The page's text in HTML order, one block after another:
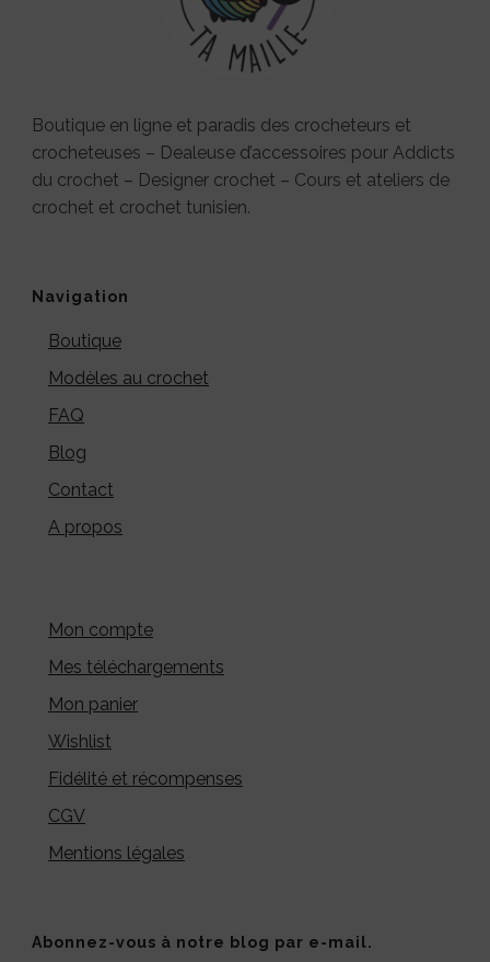
Boutique en ligne et paradis des crocheteurs et
crocheteuses – Dealeuse d’accessoires pour Addicts
du crochet – Designer crochet – Cours et ateliers de
crochet et crochet tunisien.
Navigation
Boutique
Modèles au crochet
FAQ
Blog
Contact
A propos
Mon compte
Mes téléchargements
Mon panier
Wishlist
Fidélité et récompenses
CGV
Mentions légales
Abonnez-vous à notre blog par e-mail.